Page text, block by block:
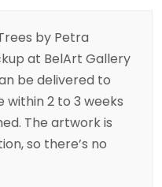
by Petra
at BelArt Gallery
be delivered to
within 2 to 3 weeks
The artwork is
so there’s no